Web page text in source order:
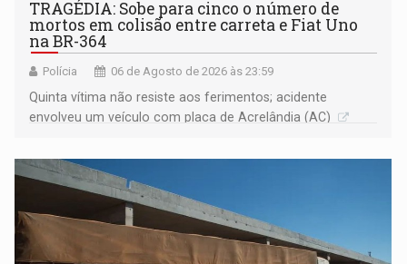
TRAGÉDIA: Sobe para cinco o número de
mortos em colisão entre carreta e Fiat Uno
na BR-364
Polícia 06 de Agosto de 2026 às 23:59
Quinta vítima não resiste aos ferimentos; acidente
envolveu um veículo com placa de Acrelândia (AC)